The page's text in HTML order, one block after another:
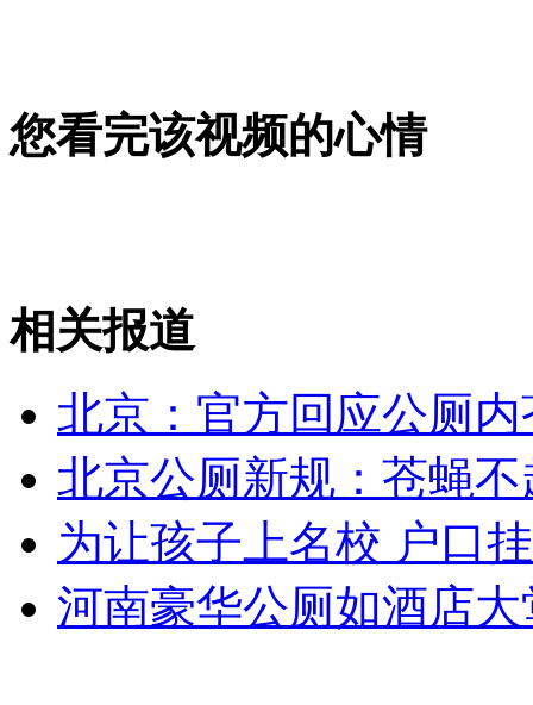
外交部：反对强权政治霸凌主义
外交部：有关国家言论片面不公正
安徽一实载49人客车翻车
您看完该视频的心情
相关报道
北京：官方回应公厕
北京公厕新规：苍蝇
为让孩子上名校 户口
河南豪华公厕如酒店